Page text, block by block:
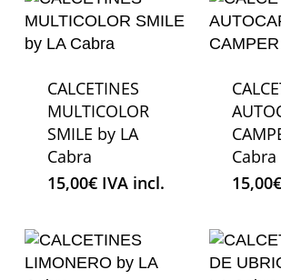
CALCETINES
MULTICOLOR
SMILE by LA
Cabra
15,00€ IVA incl.
Cabra
15,00€